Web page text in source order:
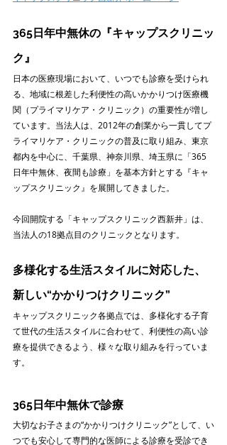
365日年中無休の『キャップスクリニッ
ク』
日本の医療現場において、いつでも診療を受けられ
る、地域に根差した利便性の高いかかりつけ医療機
関（プライマリケア・クリニック）の重要性が増し
ています。当法人は、2012年の創業から一貫してプ
ライマリケア・クリニックの普及に取り組み、東京
都内を中心に、千葉県、神奈川県、埼玉県に「365
日年中無休、夜間も診療」を基本方針とする『キャ
ップスクリニック』を展開してきました。
今回開院する「キャップスクリニック西新井」は、
当法人の18拠点目のクリニックとなります。
多様化する生活スタイルに対応した、
新しい“かかりつけクリニック”
キャップスクリニック各拠点では、多様化する子育
て世代の生活スタイルに合わせて、利便性の高い診
療を提供できるよう、様々な取り組みを行っていま
す。
365日年中無休で診療
大切なお子さまの“かかりつけクリニック”として、い
つでも安心して専門的な医師による診療を受診でき